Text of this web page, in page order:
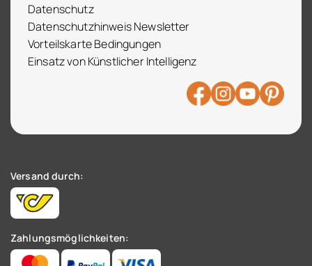
Datenschutz
Datenschutzhinweis Newsletter
Vorteilskarte Bedingungen
Einsatz von Künstlicher Intelligenz
Versand durch:
Zahlungsmöglichkeiten: